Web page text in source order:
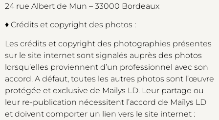
24 rue Albert de Mun – 33000 Bordeaux
♦ Crédits et copyright des photos :
Les crédits et copyright des photographies présentes
sur le site internet sont signalés auprès des photos
lorsqu’elles proviennent d’un professionnel avec son
accord. A défaut, toutes les autres photos sont l’œuvre
protégée et exclusive de Maïlys LD. Leur partage ou
leur re-publication nécessitent l’accord de Maïlys LD
et doivent comporter un lien vers le site internet :